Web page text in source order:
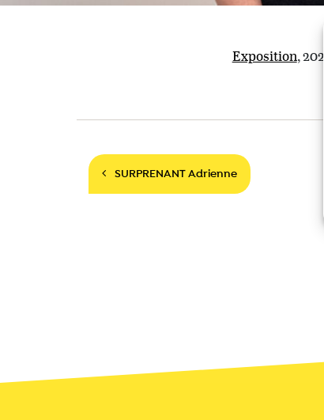
Exposition, 2022
Navigation
SURPRENANT Adrienne